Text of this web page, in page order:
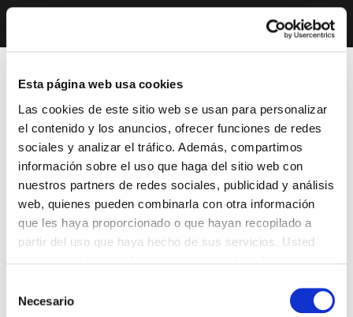
Esta página web usa cookies
Las cookies de este sitio web se usan para personalizar
el contenido y los anuncios, ofrecer funciones de redes
sociales y analizar el tráfico. Además, compartimos
información sobre el uso que haga del sitio web con
nuestros partners de redes sociales, publicidad y análisis
web, quienes pueden combinarla con otra información
que les haya proporcionado o que hayan recopilado a
partir del uso que haya hecho de sus servicios. Usted
Necesario